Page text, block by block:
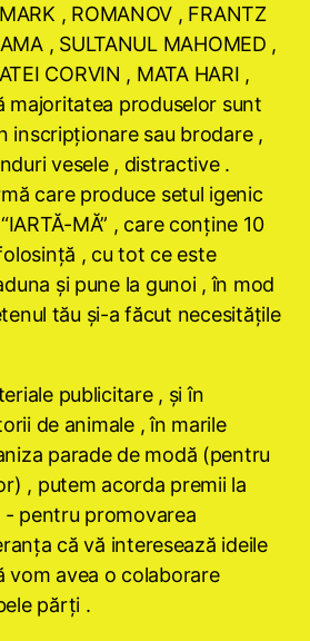
, ROMANOV , FRANTZ
, SULTANUL MAHOMED ,
CORVIN , MATA HARI ,
majoritatea produselor sunt
inscripţionare sau brodare ,
vesele , distractive .
care produce setul igenic
MĂ” , care conţine 10
, cu tot ce este
şi pune la gunoi , în mod
tău şi-a făcut necesităţile
publicitare , şi în
de animale , în marile
parade de modă (pentru
, putem acorda premii la
pentru promovarea
că vă interesează ideile
vom avea o colaborare
părţi .